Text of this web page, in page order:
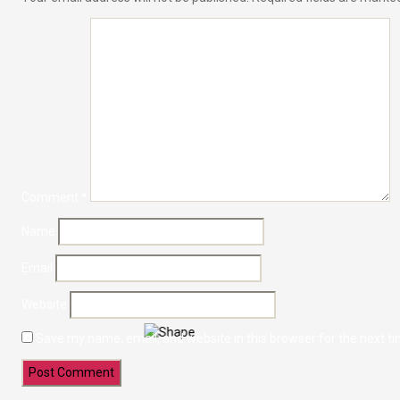
Save my name, email, and website in this browser for the next